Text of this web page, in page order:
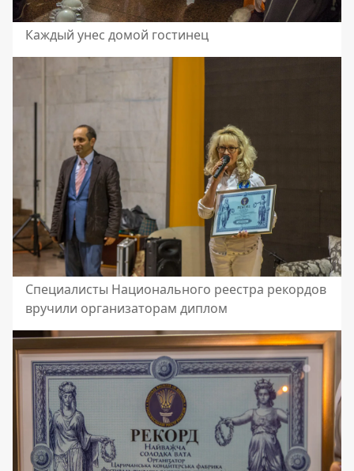
Каждый унес домой гостинец
Специалисты Национального реестра рекордов
вручили организаторам диплом